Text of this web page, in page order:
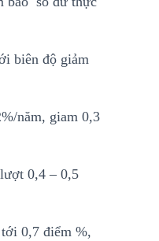
biên độ giảm
năm, giam 0,3
0,4 – 0,5
0,7 điểm %,